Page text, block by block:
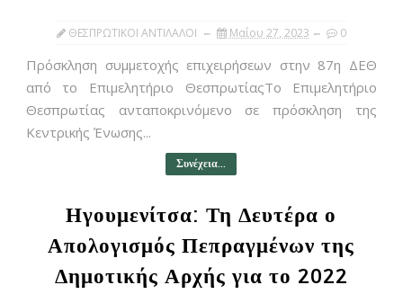
ΘΕΣΠΡΩΤΙΚΟΙ ΑΝΤΙΛΑΛΟΙ Μαΐου 27, 2023 0
Πρόσκληση συμμετοχής επιχειρήσεων στην 87η ΔΕΘ
από το Επιμελητήριο ΘεσπρωτίαςΤο Επιμελητήριο
Θεσπρωτίας ανταποκρινόμενο σε πρόσκληση της
Κεντρικής Ένωσης...
Συνέχεια...
Ηγουμενίτσα: Τη Δευτέρα ο
Απολογισμός Πεπραγμένων της
Δημοτικής Αρχής για το 2022